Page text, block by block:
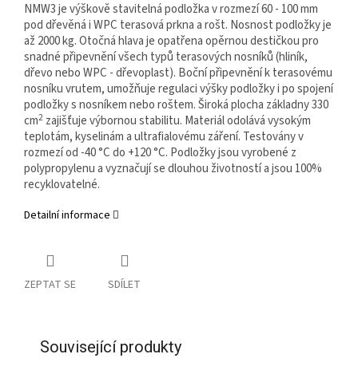
NMW3 je výškově stavitelná podložka v rozmezí 60 - 100 mm
pod dřevěná i WPC terasová prkna a rošt. Nosnost podložky je
až 2000 kg. Otočná hlava je opatřena opěrnou destičkou pro
snadné připevnění všech typů terasových nosníků (hliník,
dřevo nebo WPC - dřevoplast). Boční připevnění k terasovému
nosníku vrutem, umožňuje regulaci výšky podložky i po spojení
podložky s nosníkem nebo roštem. Široká plocha základny 330
cm2 zajišťuje výbornou stabilitu. Materiál odolává vysokým
teplotám, kyselinám a ultrafialovému záření. Testovány v
rozmezí od -40 °C do +120 °C. Podložky jsou vyrobené z
polypropylenu a vyznačují se dlouhou životností a jsou 100%
recyklovatelné.
Detailní informace
ZEPTAT SE SDÍLET
Související produkty